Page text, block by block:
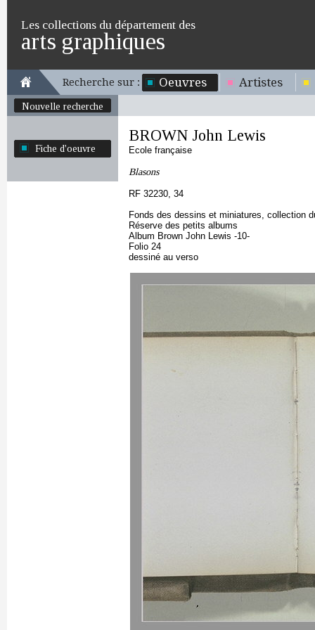
Les collections du département des
arts graphiques
Recherche sur : Oeuvres Artistes
Nouvelle recherche
Fiche d'oeuvre
BROWN John Lewis
Ecole française
Blasons
RF 32230, 34
Fonds des dessins et miniatures, collection
Réserve des petits albums
Album Brown John Lewis -10-
Folio 24
dessiné au verso